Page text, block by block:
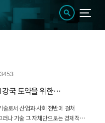
강국 도약을 위한
술로서 산업과 사회 전반에 걸쳐
나 기술 그 자체만으로는 경제적